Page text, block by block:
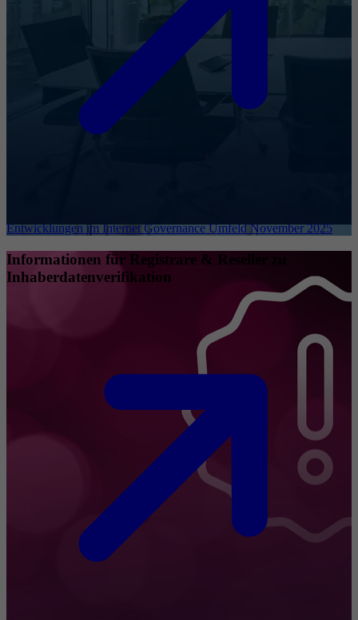
Entwicklungen im Internet Governance Umfeld November 2025
Informationen für Registrare & Reseller zu
Inhaberdatenverifikation